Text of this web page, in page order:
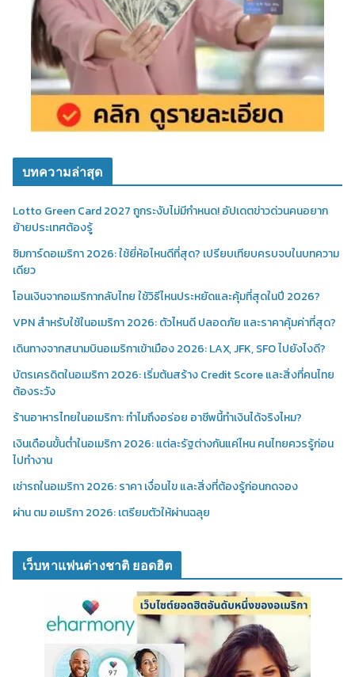
บทความล่าสุด
Lotto Green Card 2027 ถูกระงับไม่มีกำหนด! อัปเดตข่าวด่วนคนอยาก
ย้ายประเทศต้องรู้
ซิมการ์ดอเมริกา 2026: ใช้ยี่ห้อไหนดีที่สุด? เปรียบเทียบครบจบในบทความ
เดียว
โอนเงินจากอเมริกากลับไทย ใช้วิธีไหนประหยัดและคุ้มที่สุดในปี 2026?
VPN สำหรับใช้ในอเมริกา 2026: ตัวไหนดี ปลอดภัย และราคาคุ้มค่าที่สุด?
เดินทางจากสนามบินอเมริกาเข้าเมือง 2026: LAX, JFK, SFO ไปยังไงดี?
บัตรเครดิตในอเมริกา 2026: เริ่มต้นสร้าง Credit Score และสิ่งที่คนไทย
ต้องระวัง
ร้านอาหารไทยในอเมริกา: ทำไมถึงอร่อย อาชีพนี้ทำเงินได้จริงไหม?
เงินเดือนขั้นต่ำในอเมริกา 2026: แต่ละรัฐต่างกันแค่ไหน คนไทยควรรู้ก่อน
ไปทำงาน
เช่ารถในอเมริกา 2026: ราคา เงื่อนไข และสิ่งที่ต้องรู้ก่อนกดจอง
ผ่าน ตม อเมริกา 2026: เตรียมตัวให้ผ่านฉลุย
เว็บหาแฟนต่างชาติ ยอดฮิต